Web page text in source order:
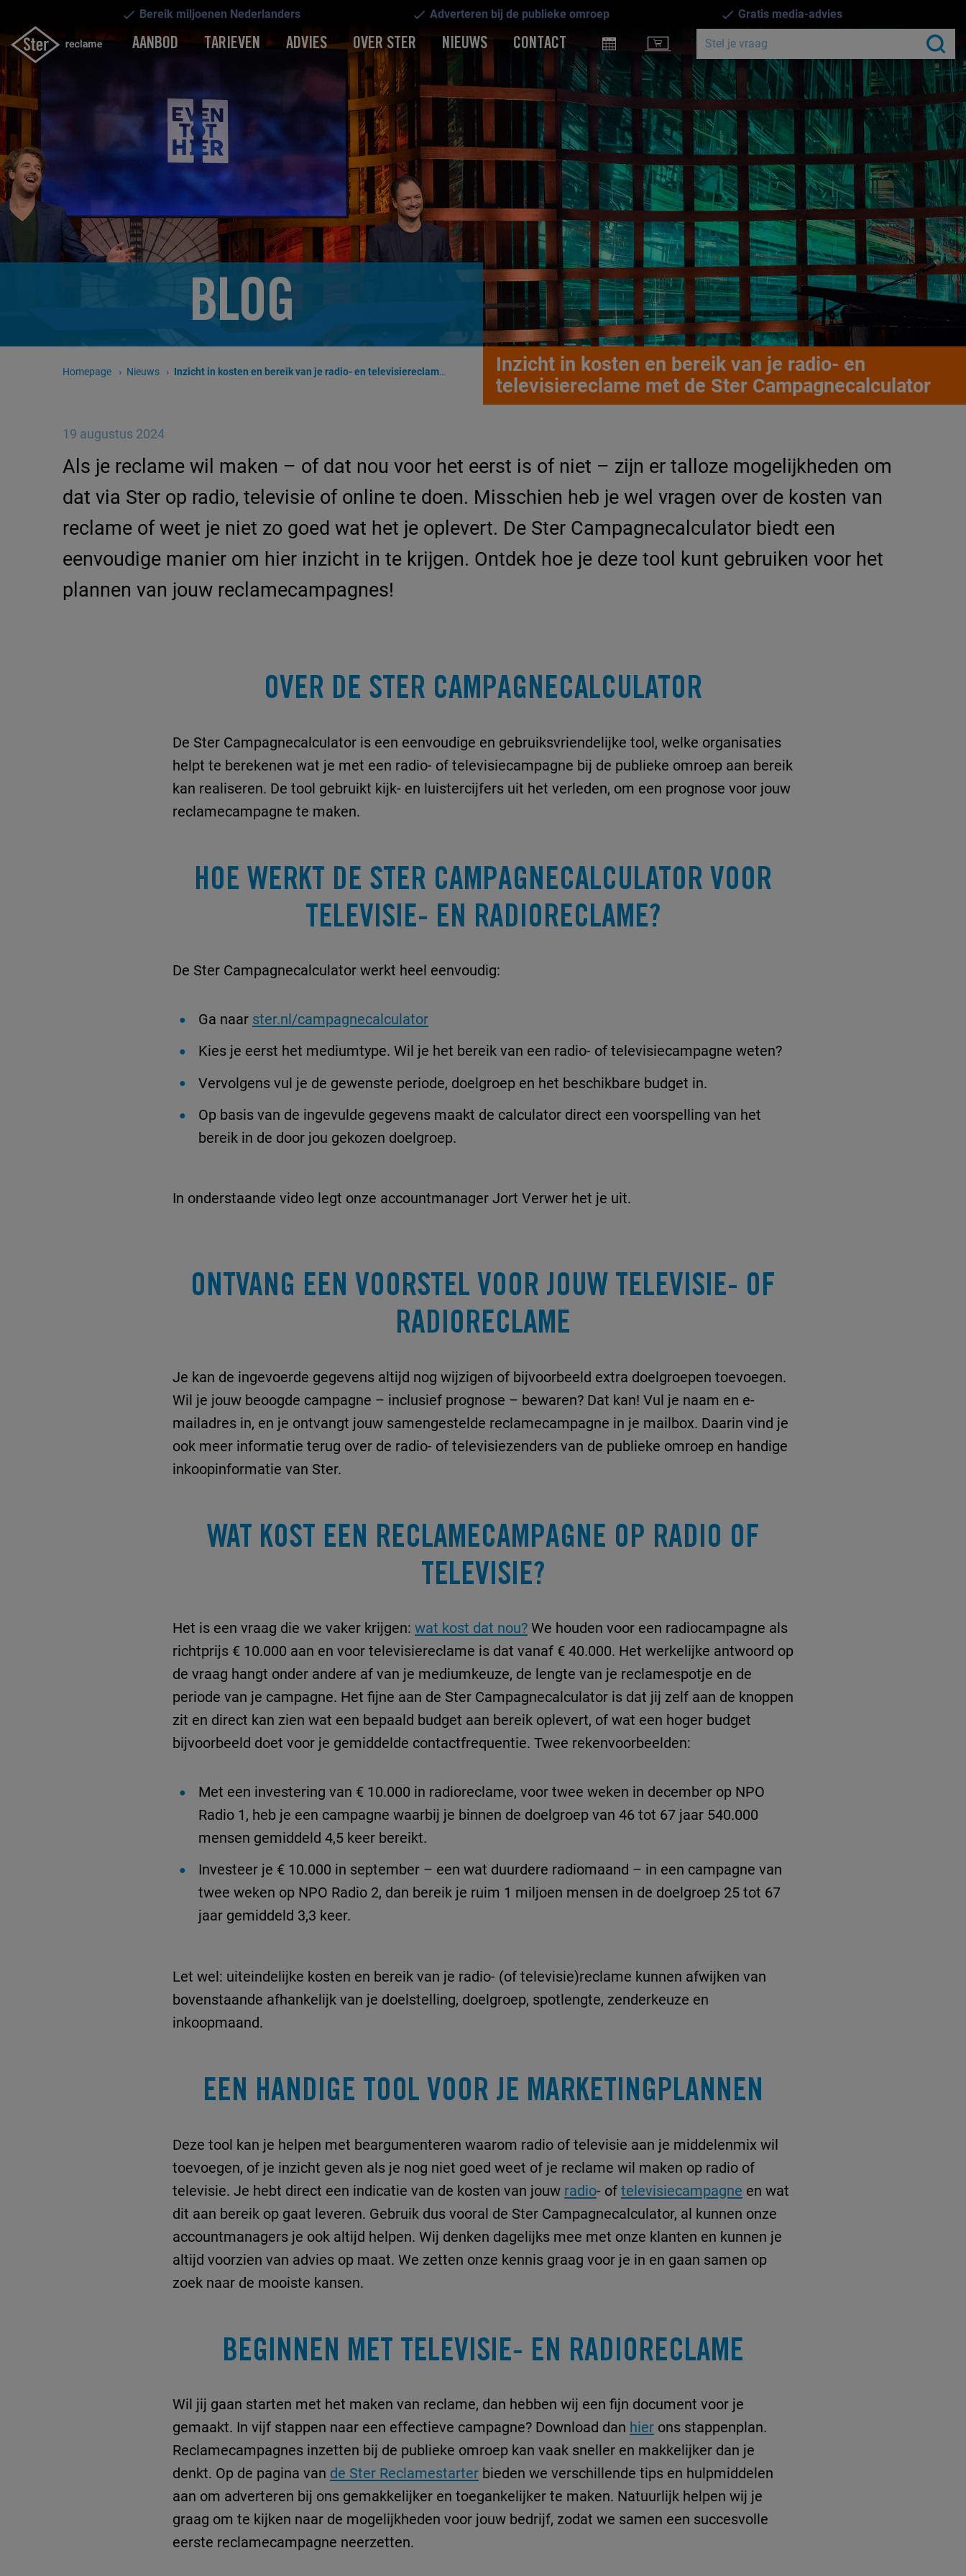
Bereik miljoenen Nederlanders Adverteren bij de publieke omroep Gratis media-advies
AANBOD TARIEVEN ADVIES OVER STER NIEUWS CONTACT
BLOG
Inzicht in kosten en bereik van je radio- en
televisiereclame met de Ster Campagnecalculator
Homepage Nieuws Huidige pagina:
Inzicht in kosten en bereik van je radio- en televisiereclame met de Ster Campagnecalculator
19 augustus 2024
Als je reclame wil maken – of dat nou voor het eerst is of niet – zijn er talloze mogelijkheden om
dat via Ster op radio, televisie of online te doen. Misschien heb je wel vragen over de kosten van
reclame of weet je niet zo goed wat het je oplevert. De Ster Campagnecalculator biedt een
eenvoudige manier om hier inzicht in te krijgen. Ontdek hoe je deze tool kunt gebruiken voor het
plannen van jouw reclamecampagnes!
OVER DE STER CAMPAGNECALCULATOR
De Ster Campagnecalculator is een eenvoudige en gebruiksvriendelijke tool, welke organisaties
helpt te berekenen wat je met een radio- of televisiecampagne bij de publieke omroep aan bereik
kan realiseren. De tool gebruikt kijk- en luistercijfers uit het verleden, om een prognose voor jouw
reclamecampagne te maken.
HOE WERKT DE STER CAMPAGNECALCULATOR VOOR
TELEVISIE- EN RADIORECLAME?
De Ster Campagnecalculator werkt heel eenvoudig:
Ga naar ster.nl/campagnecalculator
Kies je eerst het mediumtype. Wil je het bereik van een radio- of televisiecampagne weten?
Vervolgens vul je de gewenste periode, doelgroep en het beschikbare budget in.
Op basis van de ingevulde gegevens maakt de calculator direct een voorspelling van het
bereik in de door jou gekozen doelgroep.
In onderstaande video legt onze accountmanager Jort Verwer het je uit.
ONTVANG EEN VOORSTEL VOOR JOUW TELEVISIE- OF
RADIORECLAME
Je kan de ingevoerde gegevens altijd nog wijzigen of bijvoorbeeld extra doelgroepen toevoegen.
Wil je jouw beoogde campagne – inclusief prognose – bewaren? Dat kan! Vul je naam en e-
mailadres in, en je ontvangt jouw samengestelde reclamecampagne in je mailbox. Daarin vind je
ook meer informatie terug over de radio- of televisiezenders van de publieke omroep en handige
inkoopinformatie van Ster.
WAT KOST EEN RECLAMECAMPAGNE OP RADIO OF
TELEVISIE?
Het is een vraag die we vaker krijgen: wat kost dat nou? We houden voor een radiocampagne als
richtprijs € 10.000 aan en voor televisiereclame is dat vanaf € 40.000. Het werkelijke antwoord op
de vraag hangt onder andere af van je mediumkeuze, de lengte van je reclamespotje en de
periode van je campagne. Het fijne aan de Ster Campagnecalculator is dat jij zelf aan de knoppen
zit en direct kan zien wat een bepaald budget aan bereik oplevert, of wat een hoger budget
bijvoorbeeld doet voor je gemiddelde contactfrequentie. Twee rekenvoorbeelden:
Met een investering van € 10.000 in radioreclame, voor twee weken in december op NPO
Radio 1, heb je een campagne waarbij je binnen de doelgroep van 46 tot 67 jaar 540.000
mensen gemiddeld 4,5 keer bereikt.
Investeer je € 10.000 in september – een wat duurdere radiomaand – in een campagne van
twee weken op NPO Radio 2, dan bereik je ruim 1 miljoen mensen in de doelgroep 25 tot 67
jaar gemiddeld 3,3 keer.
Let wel: uiteindelijke kosten en bereik van je radio- (of televisie)reclame kunnen afwijken van
bovenstaande afhankelijk van je doelstelling, doelgroep, spotlengte, zenderkeuze en
inkoopmaand.
EEN HANDIGE TOOL VOOR JE MARKETINGPLANNEN
Deze tool kan je helpen met beargumenteren waarom radio of televisie aan je middelenmix wil
toevoegen, of je inzicht geven als je nog niet goed weet of je reclame wil maken op radio of
televisie. Je hebt direct een indicatie van de kosten van jouw radio- of televisiecampagne en wat
dit aan bereik op gaat leveren. Gebruik dus vooral de Ster Campagnecalculator, al kunnen onze
accountmanagers je ook altijd helpen. Wij denken dagelijks mee met onze klanten en kunnen je
altijd voorzien van advies op maat. We zetten onze kennis graag voor je in en gaan samen op
zoek naar de mooiste kansen.
BEGINNEN MET TELEVISIE- EN RADIORECLAME
Wil jij gaan starten met het maken van reclame, dan hebben wij een fijn document voor je
gemaakt. In vijf stappen naar een effectieve campagne? Download dan hier ons stappenplan.
Reclamecampagnes inzetten bij de publieke omroep kan vaak sneller en makkelijker dan je
denkt. Op de pagina van de Ster Reclamestarter bieden we verschillende tips en hulpmiddelen
aan om adverteren bij ons gemakkelijker en toegankelijker te maken. Natuurlijk helpen wij je
graag om te kijken naar de mogelijkheden voor jouw bedrijf, zodat we samen een succesvolle
eerste reclamecampagne neerzetten.